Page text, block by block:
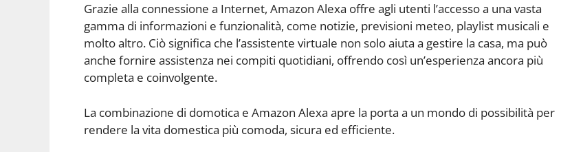
Grazie alla connessione a Internet, Amazon Alexa offre agli utenti l’accesso a una vasta
gamma di informazioni e funzionalità, come notizie, previsioni meteo, playlist musicali e
molto altro. Ciò significa che l’assistente virtuale non solo aiuta a gestire la casa, ma può
anche fornire assistenza nei compiti quotidiani, offrendo così un’esperienza ancora più
completa e coinvolgente.
La combinazione di domotica e Amazon Alexa apre la porta a un mondo di possibilità per
rendere la vita domestica più comoda, sicura ed efficiente.